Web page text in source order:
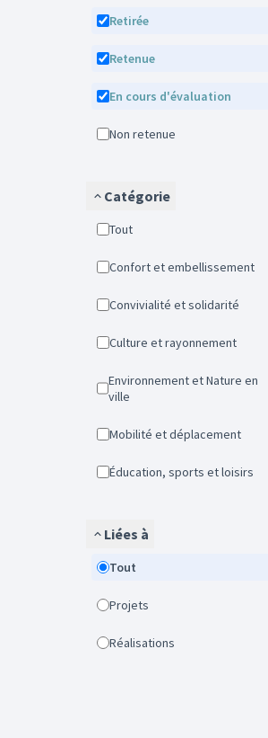
Retirée
Retenue
En cours d'évaluation
Non retenue
Catégorie
Tout
Confort et embellissement
Convivialité et solidarité
Culture et rayonnement
Environnement et Nature en
ville
Mobilité et déplacement
Éducation, sports et loisirs
Liées à
Tout
Projets
Réalisations